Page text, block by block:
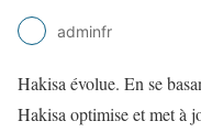
adminfr
Hakisa évolue. En se
Hakisa optimise et met à